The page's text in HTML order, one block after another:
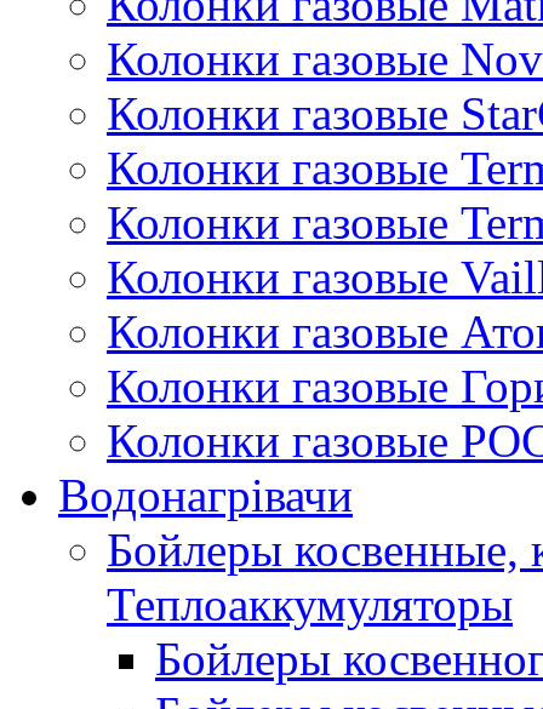
Колонки газовые
Колонки газовые
Колонки газовые
Колонки газовые
Колонки газовые
Колонки газовые
Колонки газовые
Колонки газовые
Водонагрівачи
Бойлеры косвенные,
Теплоаккумуляторы
Бойлеры